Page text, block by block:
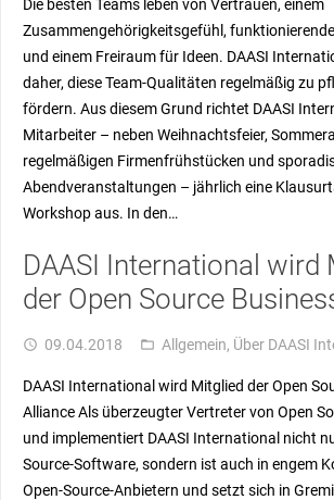
Die besten Teams leben von Vertrauen, einem
Zusammengehörigkeitsgefühl,
und einem Freiraum für Ideen. DAASI
daher, diese Team-Qualitäten regelmäßig zu
fördern. Aus diesem Grund richtet DAASI
Mitarbeiter – neben Weihnachtsfeier,
regelmäßigen Firmenfrühstücken und
Abendveranstaltungen – jährlich eine
Workshop aus. In den…
DAASI International wird
der Open Source
access_time 09.04.2018 folder_open Allgemein, Über DAASI
DAASI International wird Mitglied der Open
Alliance Als überzeugter Vertreter von Open
und implementiert DAASI International nicht
Source-Software, sondern ist auch in engem
Open-Source-Anbietern und setzt sich in